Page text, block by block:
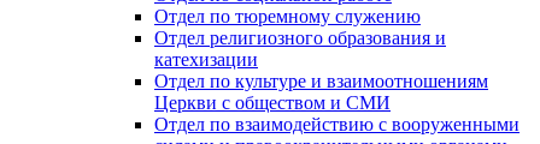
Отдел по тюремному служению
Отдел религиозного образования и
катехизации
Отдел по культуре и взаимоотношениям
Церкви с обществом и СМИ
Отдел по взаимодействию с вооруженными